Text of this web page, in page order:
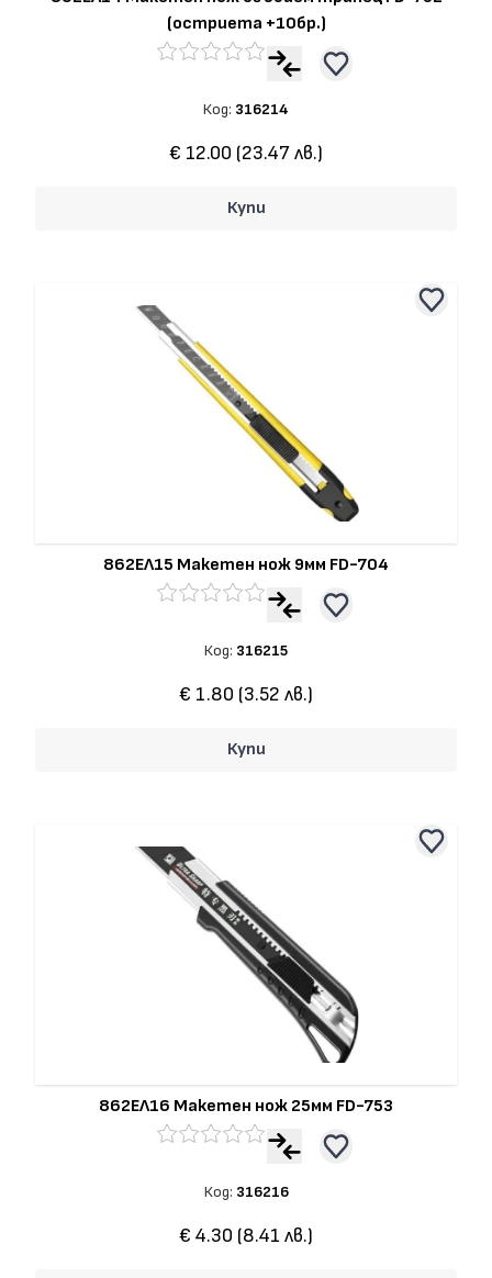
(остриета +10бр.)
Код: 316214
€ 12.00 (23.47 лв.)
Купи
862ЕЛ15 Макетен нож 9мм FD-704
Код: 316215
€ 1.80 (3.52 лв.)
Купи
862ЕЛ16 Макетен нож 25мм FD-753
Код: 316216
€ 4.30 (8.41 лв.)